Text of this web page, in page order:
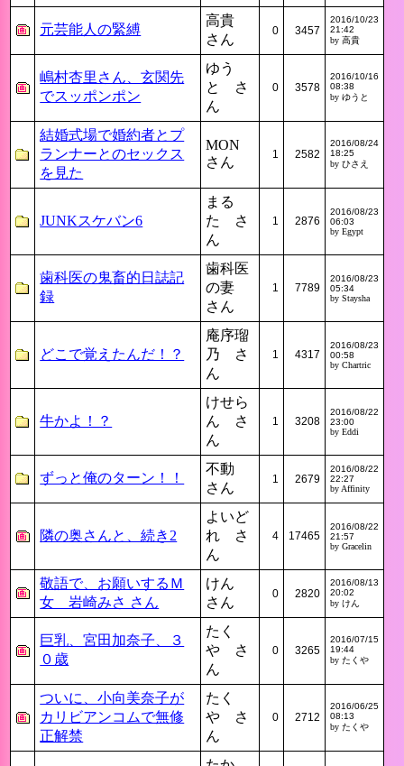
元芸能人の緊縛
高貴
さん
0 3457
2016/10/23
21:42
by 高貴
嶋村杏里さん、玄関先
でスッポンポン
ゆう
と さ
ん
0 3578
2016/10/16
08:38
by ゆうと
結婚式場で婚約者とプ
ランナーとのセックス
を見た
MON
さん
1 2582
2016/08/24
18:25
by ひさえ
JUNKスケバン6
まる
た さ
ん
1 2876
2016/08/23
06:03
by Egypt
歯科医の鬼畜的日誌記
録
歯科医
の妻
さん
1 7789
2016/08/23
05:34
by Staysha
どこで覚えたんだ！？
庵序瑠
乃 さ
ん
1 4317
2016/08/23
00:58
by Chartric
牛かよ！？
けせら
ん さ
ん
1 3208
2016/08/22
23:00
by Eddi
ずっと俺のターン！！
不動
さん
1 2679
2016/08/22
22:27
by Affinity
隣の奥さんと、続き2
よいど
れ さ
ん
4 17465
2016/08/22
21:57
by Gracelin
敬語で、お願いするＭ
女 岩崎みさ さん
けん
さん
0 2820
2016/08/13
20:02
by けん
巨乳、宮田加奈子、３
０歳
たく
や さ
ん
0 3265
2016/07/15
19:44
by たくや
ついに、小向美奈子が
カリビアンコムで無修
正解禁
たく
や さ
ん
0 2712
2016/06/25
08:13
by たくや